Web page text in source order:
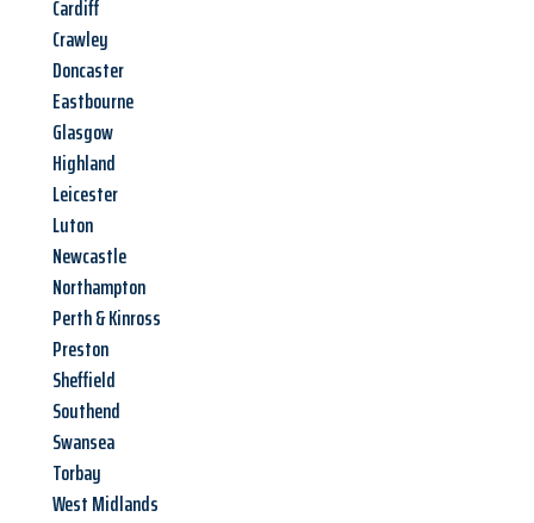
Cardiff
Crawley
Doncaster
Eastbourne
Glasgow
Highland
Leicester
Luton
Newcastle
Northampton
Perth & Kinross
Preston
Sheffield
Southend
Swansea
Torbay
West Midlands